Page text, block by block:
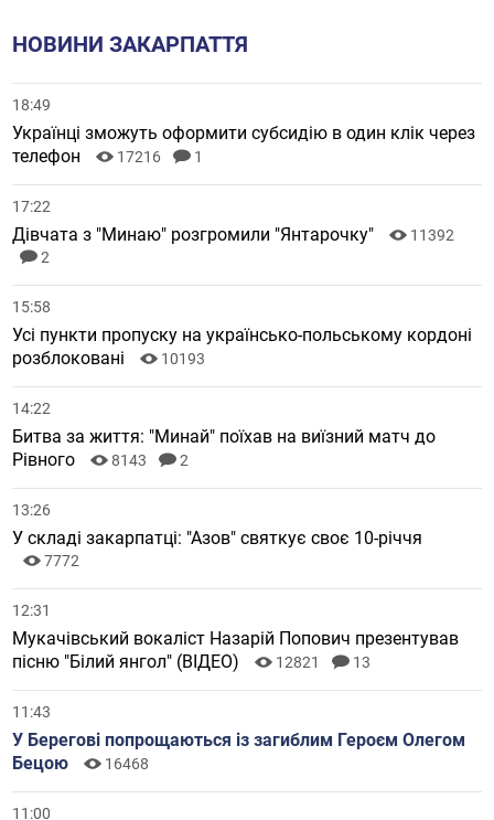
НОВИНИ ЗАКАРПАТТЯ
18:49
Українці зможуть оформити субсидію в один клік через
телефон
17216 1
17:22
Дівчата з "Минаю" розгромили "Янтарочку"
11392
2
15:58
Усі пункти пропуску на українсько-польському кордоні
розблоковані
10193
14:22
Битва за життя: "Минай" поїхав на виїзний матч до
Рівного
8143 2
13:26
У складі закарпатці: "Азов" святкує своє 10-річчя
7772
12:31
Мукачівський вокаліст Назарій Попович презентував
пісню "Білий янгол" (ВІДЕО)
12821 13
11:43
У Берегові попрощаються із загиблим Героєм Олегом
Бецою
16468
11:00